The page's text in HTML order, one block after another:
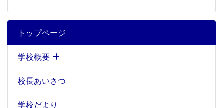
トップページ
学校概要
校長あいさつ
学校だより